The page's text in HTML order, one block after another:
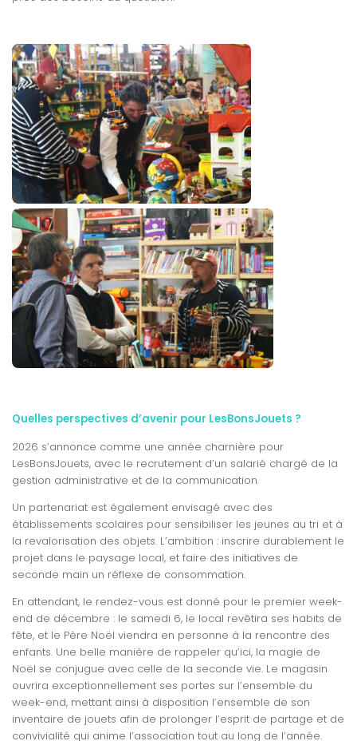
Quelles perspectives d’avenir pour LesBonsJouets ?
2026 s’annonce comme une année charnière pour
LesBonsJouets, avec le recrutement d’un salarié chargé de la
gestion administrative et de la communication.
Un partenariat est également envisagé avec des
établissements scolaires pour sensibiliser les jeunes au tri et à
la revalorisation des objets. L’ambition : inscrire durablement le
projet dans le paysage local, et faire des initiatives de
seconde main un réflexe de consommation.
En attendant, le rendez-vous est donné pour le premier week-
end de décembre : le samedi 6, le local revêtira ses habits de
fête, et le Père Noël viendra en personne à la rencontre des
enfants. Une belle manière de rappeler qu’ici, la magie de
Noël se conjugue avec celle de la seconde vie. Le magasin
ouvrira exceptionnellement ses portes sur l’ensemble du
week-end, mettant ainsi à disposition l’ensemble de son
inventaire de jouets afin de prolonger l’esprit de partage et de
convivialité qui anime l’association tout au long de l’année.